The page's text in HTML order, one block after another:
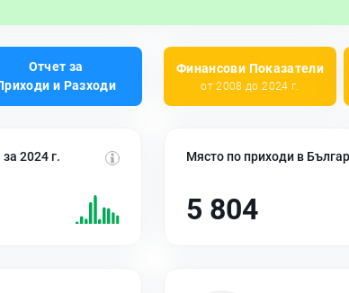
Отчет за
и Разходи
Финансови Показатели
от 2008 до 2024 г.
2024 г. Място по приходи в
5 804